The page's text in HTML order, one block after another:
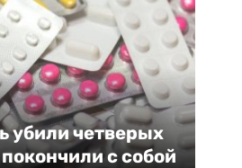
убили четверых
с собой